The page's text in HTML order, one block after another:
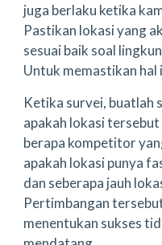
juga berlaku ketika
Pastikan lokasi yang
sesuai baik soal
Untuk memastikan hal
Ketika survei, buatlah
apakah lokasi
berapa kompetitor
apakah lokasi punya
dan seberapa jauh
Pertimbangan
menentukan sukses